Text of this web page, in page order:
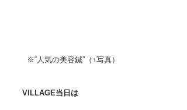
  ※“人気の美容鍼”（↑写真）
VILLAGE当日は